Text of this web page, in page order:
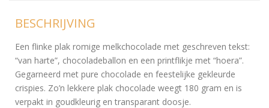
BESCHRIJVING
Een flinke plak romige melkchocolade met geschreven tekst:
“van harte”, chocoladeballon en een printflikje met “hoera”.
Gegarneerd met pure chocolade en feestelijke gekleurde
crispies. Zo’n lekkere plak chocolade weegt 180 gram en is
verpakt in goudkleurig en transparant doosje.